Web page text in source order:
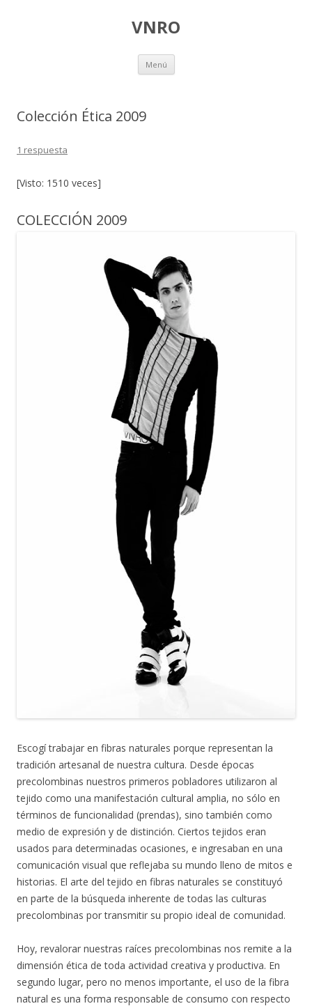
VNRO
Menú Ir
contenido
Colección Ética 2009
1 respuesta
[Visto: 1510 veces]
COLECCIÓN 2009
Escogí trabajar en fibras naturales porque representan la
tradición artesanal de nuestra cultura. Desde épocas
precolombinas nuestros primeros pobladores utilizaron al
tejido como una manifestación cultural amplia, no sólo en
términos de funcionalidad (prendas), sino también como
medio de expresión y de distinción. Ciertos tejidos eran
usados para determinadas ocasiones, e ingresaban en una
comunicación visual que reflejaba su mundo lleno de mitos e
historias. El arte del tejido en fibras naturales se constituyó
en parte de la búsqueda inherente de todas las culturas
precolombinas por transmitir su propio ideal de comunidad.
Hoy, revalorar nuestras raíces precolombinas nos remite a la
dimensión ética de toda actividad creativa y productiva. En
segundo lugar, pero no menos importante, el uso de la fibra
natural es una forma responsable de consumo con respecto